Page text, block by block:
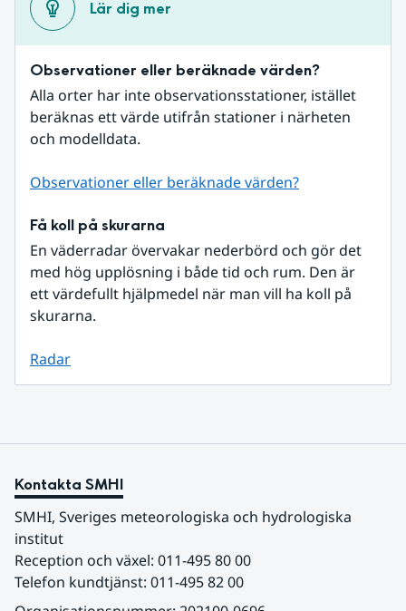
Lär dig mer
Observationer eller beräknade värden?
Alla orter har inte observationsstationer, istället
beräknas ett värde utifrån stationer i närheten
och modelldata.
Observationer eller beräknade värden?
Få koll på skurarna
En väderradar övervakar nederbörd och gör det
med hög upplösning i både tid och rum. Den är
ett värdefullt hjälpmedel när man vill ha koll på
skurarna.
Radar
Kontakta SMHI
SMHI, Sveriges meteorologiska och hydrologiska
institut
Reception och växel: 011-495 80 00
Telefon kundtjänst: 011-495 82 00